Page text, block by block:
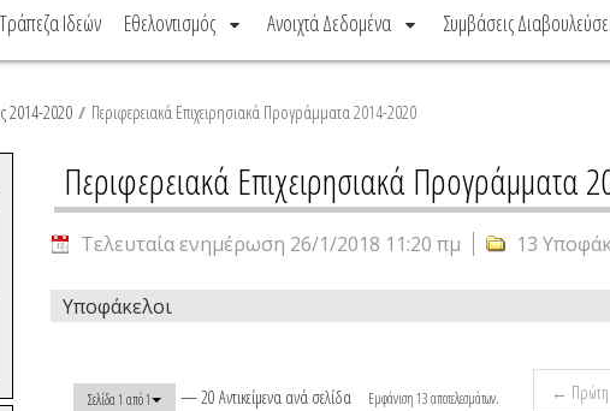
Τράπεζα Ιδεών Εθελοντισμός Ανοιχτά Δεδομένα Συμβάσεις
2014-2020 / Περιφερειακά Επιχειρησιακά Προγράμματα 2014-2020
Περιφερειακά Επιχειρησιακά Προγράμματα
Τελευταία ενημέρωση 26/1/2018 11:20 πμ 13
Υποφάκελοι
Σελίδα 1 από 1 — 20 Αντικείμενα ανά σελίδα Εμφάνιση 13 αποτελεσμάτων. ← Πρώτη